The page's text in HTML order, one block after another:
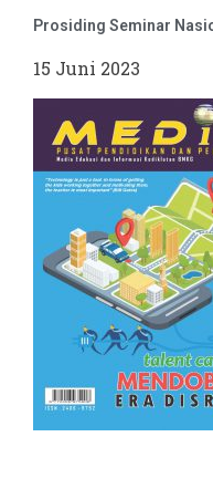
Prosiding Seminar
15 Juni 2023